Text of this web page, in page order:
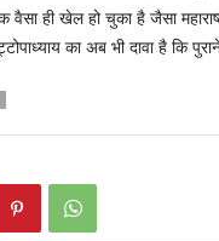
वैसा ही खेल हो चुका है जैसा
का अब भी दावा है कि